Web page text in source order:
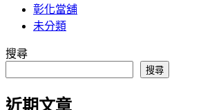
彰化當舖
未分類
搜尋
搜尋
近期文章